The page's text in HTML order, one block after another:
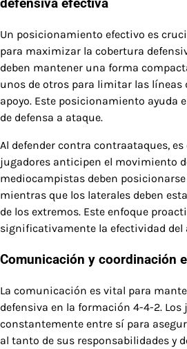
defensiva efectiva
Un posicionamiento efectivo es
para maximizar la cobertura
deben mantener una forma
unos de otros para limitar las líneas
apoyo. Este posicionamiento ayuda
de defensa a ataque.
Al defender contra contraataques,
jugadores anticipen el movimiento
mediocampistas deben
mientras que los laterales deben
de los extremos. Este enfoque
significativamente la efectividad del
Comunicación y coordinación
La comunicación es vital para
defensiva en la formación 4-4-2. Los
constantemente entre sí para
al tanto de sus responsabilidades y